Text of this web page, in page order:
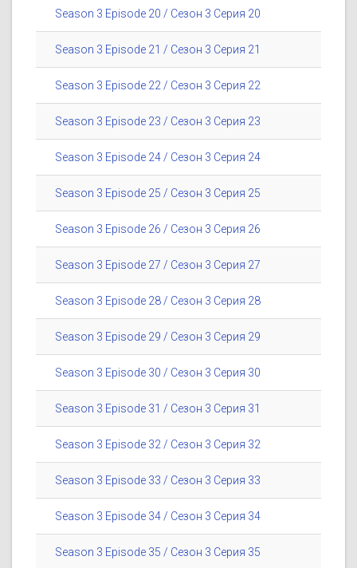
Season 3 Episode 20 / Сезон 3 Серия 20
Season 3 Episode 21 / Сезон 3 Серия 21
Season 3 Episode 22 / Сезон 3 Серия 22
Season 3 Episode 23 / Сезон 3 Серия 23
Season 3 Episode 24 / Сезон 3 Серия 24
Season 3 Episode 25 / Сезон 3 Серия 25
Season 3 Episode 26 / Сезон 3 Серия 26
Season 3 Episode 27 / Сезон 3 Серия 27
Season 3 Episode 28 / Сезон 3 Серия 28
Season 3 Episode 29 / Сезон 3 Серия 29
Season 3 Episode 30 / Сезон 3 Серия 30
Season 3 Episode 31 / Сезон 3 Серия 31
Season 3 Episode 32 / Сезон 3 Серия 32
Season 3 Episode 33 / Сезон 3 Серия 33
Season 3 Episode 34 / Сезон 3 Серия 34
Season 3 Episode 35 / Сезон 3 Серия 35